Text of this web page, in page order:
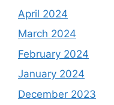
April 2024
March 2024
February 2024
January 2024
December 2023